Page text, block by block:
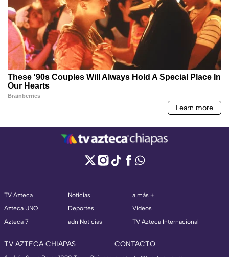
TV Azteca
Azteca UNO
Azteca 7
Noticias
Deportes
adn Noticias
a más +
Videos
TV Azteca Internacional
TV AZTECA CHIAPAS CONTACTO